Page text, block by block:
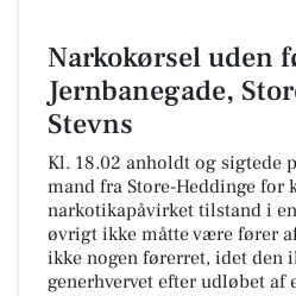
Narkokørsel uden
Jernbanegade,
Stevns
Kl. 18.02 anholdt og sigtede
mand fra Store-Heddinge for
narkotikapåvirket tilstand i
øvrigt ikke måtte være fører
ikke nogen førerret, idet den
generhvervet efter udløbet af